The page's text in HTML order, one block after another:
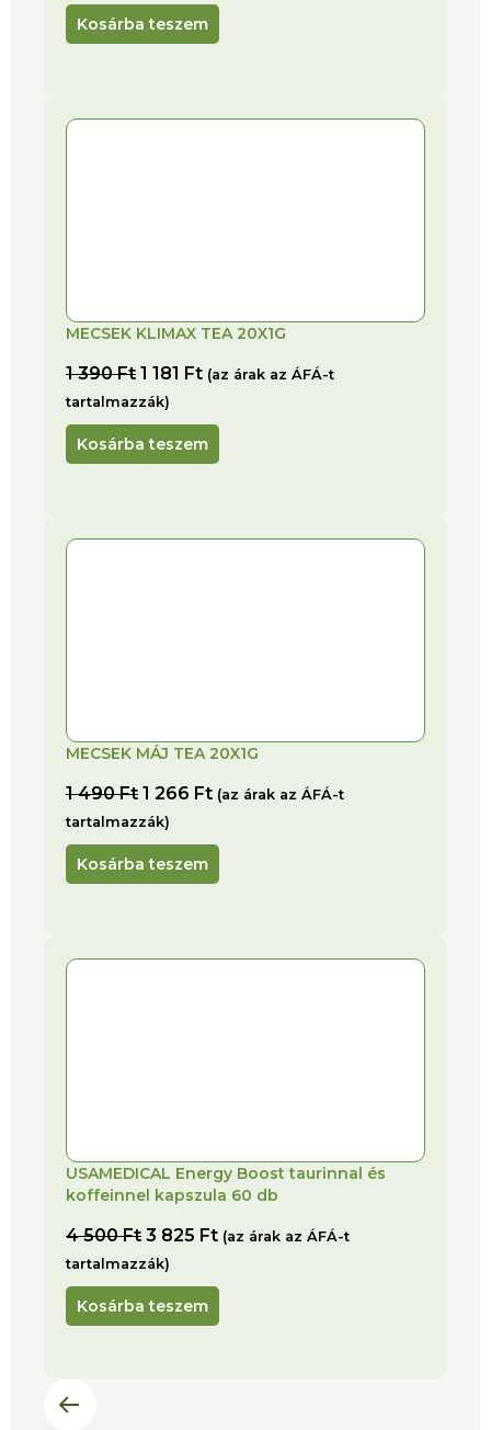
Kosárba teszem
MECSEK KLIMAX TEA 20X1G
1 390Ft 1 181 Ft (az árak az ÁFÁ-t
tartalmazzák)
Kosárba teszem
MECSEK MÁJ TEA 20X1G
1 490Ft 1 266 Ft (az árak az ÁFÁ-t
tartalmazzák)
Kosárba teszem
USAMEDICAL Energy Boost taurinnal és
koffeinnel kapszula 60 db
4 500Ft 3 825 Ft (az árak az ÁFÁ-t
tartalmazzák)
Kosárba teszem